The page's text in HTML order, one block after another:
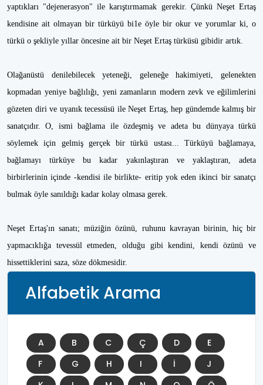
yaptıkları "dejenerasyon" ile karıştırmamak gerekir. Çünkü Neşet Ertaş
kendisine ait olmayan bir türküyü bi1e öyle bir okur ve yorumlar ki, o
türkü o şekliyle yıllar öncesine ait bir Neşet Ertaş türküsü gibidir artık.
Olağanüstü denilebilecek yeteneği, geleneğe hakimiyeti, gelenekten
kopmadan yeniye bağlılığı, yeni zamanların modern zevk ve eğilimlerini
gözeten diri ve uyanık tecessüsü ile Neşet Ertaş, hep gündemde kalmış bir
sanatçıdır. O, ismi bağlama ile özdeşmiş ve adeta bu dünyaya türkü
söylemek için gelmiş gerçek bir türkü ustası... Türküyü bağlamaya,
bağlamayı türküye bu kadar yakınlaştıran ve yaklaştıran, adeta
birbirlerinin içinde -kendisi ile birlikte- eritip yok eden ikinci bir sanatçı
bulmak öyle sanıldığı kadar kolay olmasa gerek.
Neşet Ertaş'ın sanatı; müziğin özünü, ruhunu kavrayan birinin, hiç bir
yapmacıklığa tevessül etmeden, olduğu gibi kendini, kendi özünü ve
hissettiklerini saza, söze dökmesidir.
Alfabetik Arama
A B C Ç D
E
F
G H I İ
J